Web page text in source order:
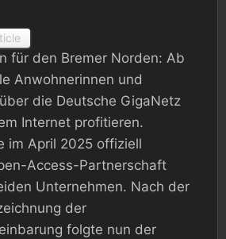
für den Bremer Norden: Ab
Anwohnerinnen und
die Deutsche GigaNetz
Internet profitieren.
im April 2025 offiziell
Access-Partnerschaft
Unternehmen. Nach der
der
folgte nun der